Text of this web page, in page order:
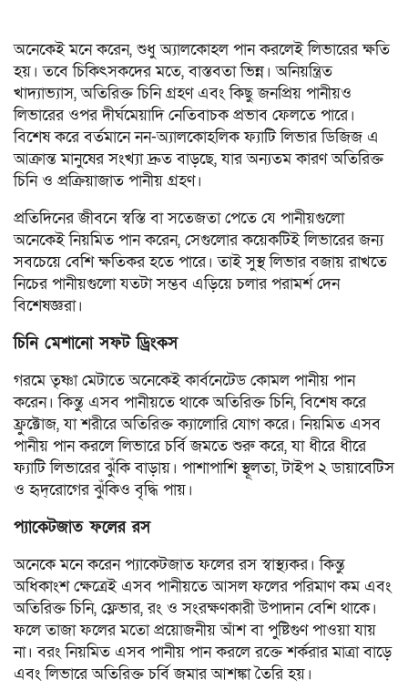
অনেকেই মনে করেন, শুধু অ্যালকোহল পান করলেই লিভারের ক্ষতি
হয়। তবে চিকিৎসকদের মতে, বাস্তবতা ভিন্ন। অনিয়ন্ত্রিত
খাদ্যাভ্যাস, অতিরিক্ত চিনি গ্রহণ এবং কিছু জনপ্রিয় পানীয়ও
লিভারের ওপর দীর্ঘমেয়াদি নেতিবাচক প্রভাব ফেলতে পারে।
বিশেষ করে বর্তমানে নন-অ্যালকোহলিক ফ্যাটি লিভার ডিজিজ এ
আক্রান্ত মানুষের সংখ্যা দ্রুত বাড়ছে, যার অন্যতম কারণ অতিরিক্ত
চিনি ও প্রক্রিয়াজাত পানীয় গ্রহণ।
প্রতিদিনের জীবনে স্বস্তি বা সতেজতা পেতে যে পানীয়গুলো
অনেকেই নিয়মিত পান করেন, সেগুলোর কয়েকটিই লিভারের জন্য
সবচেয়ে বেশি ক্ষতিকর হতে পারে। তাই সুস্থ লিভার বজায় রাখতে
নিচের পানীয়গুলো যতটা সম্ভব এড়িয়ে চলার পরামর্শ দেন
বিশেষজ্ঞরা।
চিনি মেশানো সফট ড্রিংকস
গরমে তৃষ্ণা মেটাতে অনেকেই কার্বনেটেড কোমল পানীয় পান
করেন। কিন্তু এসব পানীয়তে থাকে অতিরিক্ত চিনি, বিশেষ করে
ফ্রুক্টোজ, যা শরীরে অতিরিক্ত ক্যালোরি যোগ করে। নিয়মিত এসব
পানীয় পান করলে লিভারে চর্বি জমতে শুরু করে, যা ধীরে ধীরে
ফ্যাটি লিভারের ঝুঁকি বাড়ায়। পাশাপাশি স্থূলতা, টাইপ ২ ডায়াবেটিস
ও হৃদ্‌রোগের ঝুঁকিও বৃদ্ধি পায়।
প্যাকেটজাত ফলের রস
অনেকে মনে করেন প্যাকেটজাত ফলের রস স্বাস্থ্যকর। কিন্তু
অধিকাংশ ক্ষেত্রেই এসব পানীয়তে আসল ফলের পরিমাণ কম এবং
অতিরিক্ত চিনি, ফ্লেভার, রং ও সংরক্ষণকারী উপাদান বেশি থাকে।
ফলে তাজা ফলের মতো প্রয়োজনীয় আঁশ বা পুষ্টিগুণ পাওয়া যায়
না। বরং নিয়মিত এসব পানীয় পান করলে রক্তে শর্করার মাত্রা বাড়ে
এবং লিভারে অতিরিক্ত চর্বি জমার আশঙ্কা তৈরি হয়।